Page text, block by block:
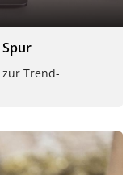
zur Trend-